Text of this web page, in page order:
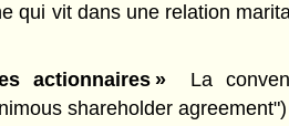
qui vit dans une relation
actionnaires »La
shareholder agreement")